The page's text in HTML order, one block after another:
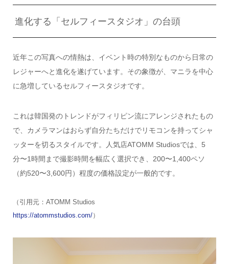
進化する「セルフィースタジオ」の台頭
近年この写真への情熱は、イベント時の特別なものから日常の
レジャーへと進化を遂げています。その象徴が、マニラを中心
に急増しているセルフィースタジオです。
これは韓国発のトレンドがフィリピン流にアレンジされたもの
で、カメラマンはおらず自分たちだけでリモコンを持ってシャ
ッターを切るスタイルです。人気店ATOMM Studiosでは、5
分〜1時間まで撮影時間を幅広く選択でき、200〜1,400ペソ
（約520〜3,600円）程度の価格設定が一般的です。
（引用元：ATOMM Studios
https://atommstudios.com/）